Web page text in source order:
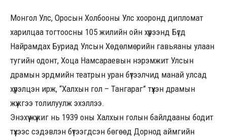
Монгол Улс, Оросын Холбооны Улс хооронд дипломат
харилцаа тогтоосны 105 жилийн ойн хүрээнд Бүгд
Найрамдах Буриад Улсын Хөдөлмөрийн гавьяаны улаан
тугийн одонт, Хоца Намсараевын нэрэмжит Улсын
драмын эрдмийн театрын уран бүтээлчид манай улсад
хүрэлцэн ирж, “Халхын гол – Тангараг” түүхэн драмын
жүжгээ толилуулж эхэллээ.
Энэхүү жүжиг нь 1939 оны Халхын голын байлдааны бодит
түүхээс сэдэвлэн бүтээгдсэн бөгөөд Дорнод аймгийн